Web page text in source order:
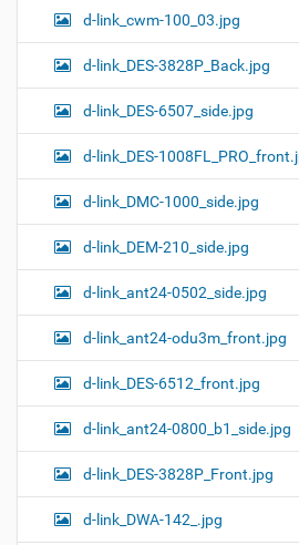
d-link_cwm-100_03.jpg
d-link_DES-3828P_Back.jpg
d-link_DES-6507_side.jpg
d-link_DES-
d-link_DMC-1000_side.jpg
d-link_DEM-210_side.jpg
d-link_ant24-0502_side.jpg
d-link_ant24-odu3m_front.jpg
d-link_DES-6512_front.jpg
d-link_ant24-0800_b1_side.jpg
d-link_DES-3828P_Front.jpg
d-link_DWA-142_.jpg